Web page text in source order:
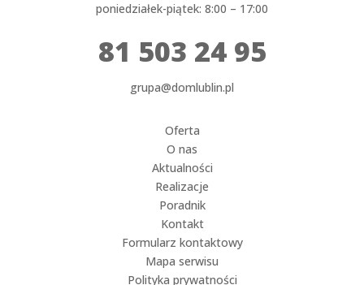
poniedziałek-piątek: 8:00 – 17:00
81 503 24 95
grupa@domlublin.pl
Oferta
O nas
Aktualności
Realizacje
Poradnik
Kontakt
Formularz kontaktowy
Mapa serwisu
Polityka prywatności